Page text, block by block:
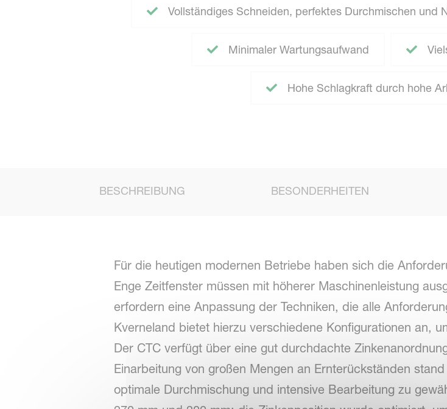
Vollständiges Schneiden, perfektes Durchmischen und
Minimaler Wartungsaufwand
Hohe Schlagkraft durch hohe
BESCHREIBUNG BESONDERHEITEN
Für die heutigen modernen Betriebe haben sich die
Enge Zeitfenster müssen mit höherer Maschinenleistung
erfordern eine Anpassung der Techniken, die alle
Kverneland bietet hierzu verschiedene Konfigurationen an,
Der CTC verfügt über eine gut durchdachte
Einarbeitung von großen Mengen an Ernterückständen
optimale Durchmischung und intensive Bearbeitung zu